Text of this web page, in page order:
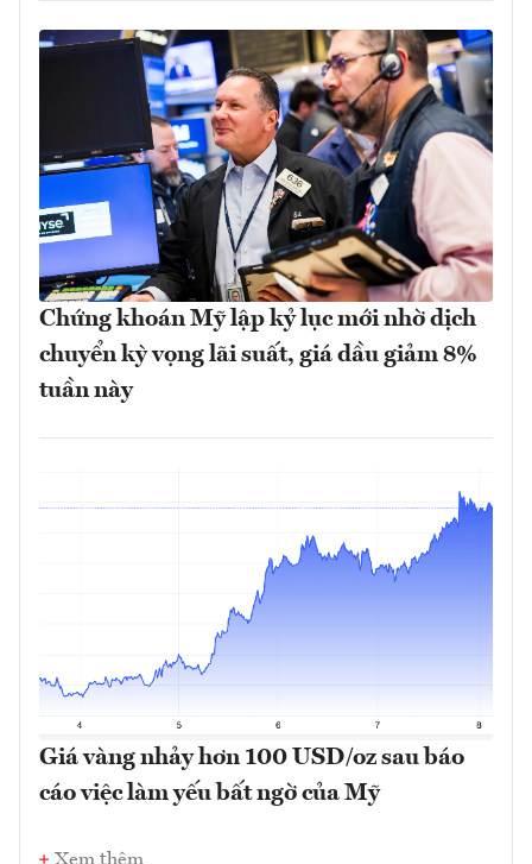
Chứng khoán Mỹ lập kỷ lục mới nhờ dịch
chuyển kỳ vọng lãi suất, giá dầu giảm 8%
tuần này
Giá vàng nhảy hơn 100 USD/oz sau báo
cáo việc làm yếu bất ngờ của Mỹ
Xem thêm